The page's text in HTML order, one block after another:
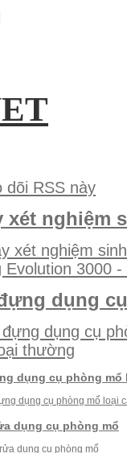
dõi RSS này
xét nghiệm
dụng
dụng cụ phòng mổ
dụng cụ phòng mổ